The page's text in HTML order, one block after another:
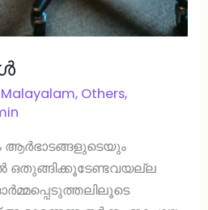
Malayalam, Others,
ഒതുങ്ങിക്കൂടേണ്ടവയല്ല